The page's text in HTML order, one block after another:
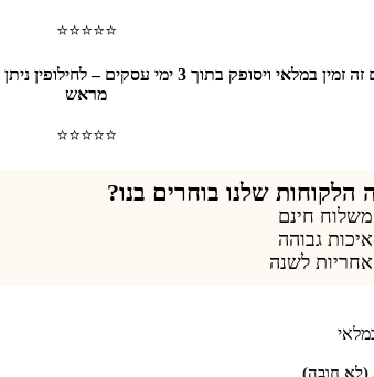
⭐⭐⭐⭐⭐
דגם זה זמין במלאי ויסופק בתוך 3 ימי
מראש
⭐⭐⭐⭐⭐
הלקוחות שלנו בוחרים בנו?
משלוח חינם
איכות גבוהה
אחריות לשנה
(לא חובה)